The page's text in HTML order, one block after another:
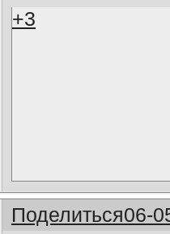
+3
Поделиться06-